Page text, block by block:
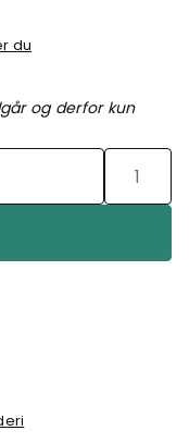
du
og derfor kun